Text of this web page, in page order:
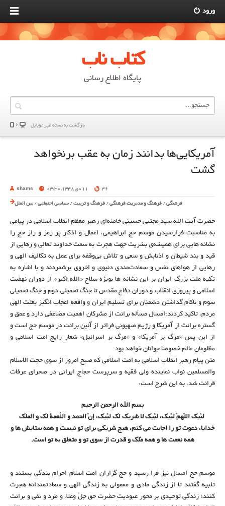
ورود
کتاب ناب
پایگاه اطلاع رسانی
بازگشت به نسخه غير موبایل
آمریکایی‌ها بدانند زمان به عقب برنخواهد
گشت
shams 11 دی 1348, 03:30 46
فرهنگی / فرهنگ و مدیریت فرهنگی / فرهنگ و تربیت / سیاسی اجتماعی /بین الملل
حضرت آیت الله سید مجتبی حسینی خامنه‌ای رهبر معظم انقلاب اسلامی در پیامی
به مناسبت فرارسیدن موسم حج ابراهیمی، اَعمال و اَذکار پر رمز و راز حج را
نشانه هایی برای همیشه‌ی بشریت جهت هجرت به سمت خداوند تعالی و رهایی از
قید و بند شیطان و اذنابش و سعی و تلاش بی‌وقفه برای عمل به تکالیف الهی و
رهایی از هواهای نفس و سعادت‌مندی دنیوی و اخروی برشمردند و با اشاره به
تکیه ملت بزرگ ایران بر این نشانه ها بویژه سلاح «الله اکبر» از دوران نهضت
اسلامی و پیروزی انقلاب و دوران دفاع مقدس تا جنگ تحمیلی دوم و جنگ تحمیلی
سوم و ناکام گذاشتن دشمنان برای تسلیم ایران و واقعه اعجاب انگیز بعثت الهی
مردم، تاکید کردند:امسال مسأله برائت از مشرکان اهمیت مضاعفی دارد و عمق و
گستره برائت از آمریکا و رژیم صهیونی فراتر از آئین برائت در موسم حج است و
از این پس «مرگ بر آمریکا» و «مرگ بر اسرائیل» شعار رایج امت اسلامی و
مظلومان عالم خصوصا جوانان خواهد بود.
متن پیام رهبر انقلاب اسلامی به امت اسلامی که صبح امروز از سوی حجت الاسلام
والمسلمین نواب نماینده ولی فقیه و سرپرست حجاج ایرانی در صحرای عرفات
قرائت شد، به این شرح است:
بسم الله الرحمن الرحیم
لبَّیک اللّهمّ لبَّیک، لبَّیک لا شریک لک لبَّیک، إنّ الحمد و النّعمة لک و المُلک
خدایا، دعوت تو را اجابت می کنم، هیچ شریکی برای تو نیست و همه ستایش ها و
همه نعمت ها و همه مُلک و قدرت از سوی تو و متعلق به تو است.
موسم حج امسال نیز فرا رسید و حج گزاران امت اسلام احرام بندگی بستند و
تلبیه گفتند تا از زندگی مادی و معمولی به زندگی الهی و سعادتمندانه هجرت
کنند؛ زندگی توحیدی بر محور عبودیتِ حضرت حق جلًّ وعلا، و طرد و نفی و برائت